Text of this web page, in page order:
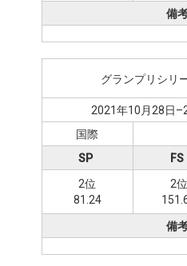
備
グランプリシリ
2021年10月28日
国際
SP
2位
81.24
FS
2位
備